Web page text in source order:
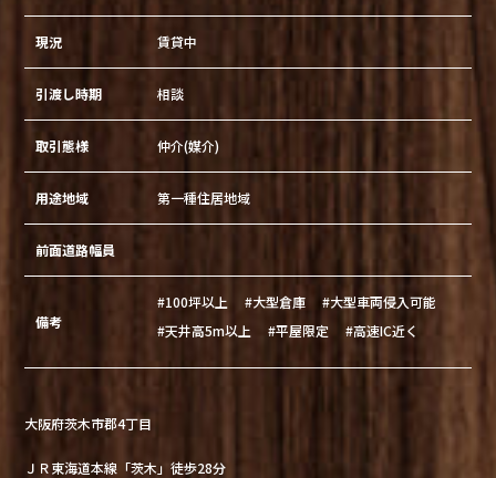
現況 賃貸中
引渡し時期 相談
取引態様 仲介(媒介)
用途地域 第一種住居地域
前面道路幅員
備考
#100坪以上 #大型倉庫
#大型車両侵入可能
#天井高5m以上
#平屋限定 #高速IC近く
大阪府茨木市郡4丁目
ＪＲ東海道本線「茨木」徒歩28分